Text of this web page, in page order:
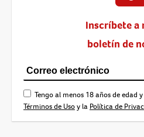
Inscríbete a
boletín de
Tengo al menos 18 años de edad
Términos de Usoy la Política de